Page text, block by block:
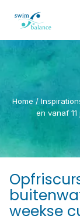
Home /
en vanaf
weekse